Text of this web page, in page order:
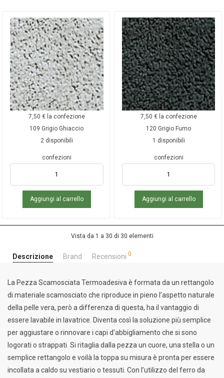
7,50 € la confezione
109 Grigio Ghiaccio
2 disponibili
confezioni
Aggiungi al carrello
7,50 € la confezione
120 Grigio Fumo
1 disponibili
confezioni
Aggiungi al carrello
Vista da 1 a 30 di 30 elementi
Descrizione Brand Recensioni 0
La Pezza Scamosciata Termoadesiva è formata da un rettangolo
di materiale scamosciato che riproduce in pieno l’aspetto naturale
della pelle vera, però a differenza di questa, ha il vantaggio di
essere lavabile in lavatrice. Diventa così la soluzione più semplice
per aggiustare o rinnovare i capi d’abbigliamento che si sono
logorati o strappati. Si ritaglia dalla pezza un cuore, una stella o un
semplice rettangolo e voilà la toppa su misura è pronta per essere
incollata a caldo su vestiario o tessuti. Con l’utilizzo del ferro da